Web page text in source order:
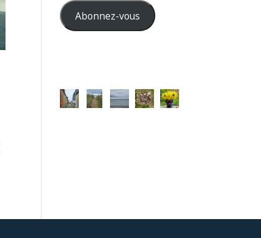
mail Abonnez-vous